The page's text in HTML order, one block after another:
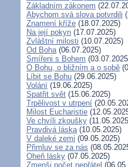
Základním zákonem
Abychom svá slova potvrdili
Znamení kříže (18.07.2025)
Na její pokyn (17.07.2025)
Zvláštní milosti (10.07.2025)
Od Boha(06.07.2025)
Smířeni s Bohem
O Bohu, o bližním a o sobě
Líbit se Bohu (29.06.2025)
Volání (19.06.2025)
Spatřit svět (15.06.2025)
Trpělivost v utrpení
Milost Eucharistie
Ve chvíli zkoušky
Pravdivá láska(10.05.2025)
V daleké zemi (09.05.2025)
Přimluv se za nás
Oheň lásky (07.05.2025)
Zmenši počet nepřátel